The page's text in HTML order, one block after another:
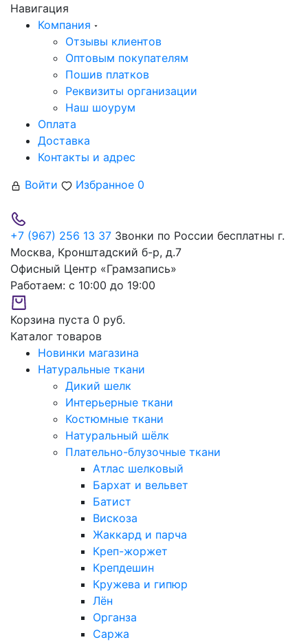
Навигация
Компания
Отзывы клиентов
Оптовым покупателям
Пошив платков
Реквизиты организации
Наш шоурум
Оплата
Доставка
Контакты и адрес
Войти
Избранное 0
+7 (967) 256 13 37 Звонки по России бесплатны г.
Москва, Кронштадский б-р, д.7
Офисный Центр «Грамзапись»
Работаем: с 10:00 до 19:00
Корзина пуста 0 руб.
Каталог товаров
Новинки магазина
Натуральные ткани
Дикий шелк
Интерьерные ткани
Костюмные ткани
Натуральный шёлк
Плательно-блузочные ткани
Атлас шелковый
Бархат и вельвет
Батист
Вискоза
Жаккард и парча
Креп-жоржет
Крепдешин
Кружева и гипюр
Лён
Органза
Саржа